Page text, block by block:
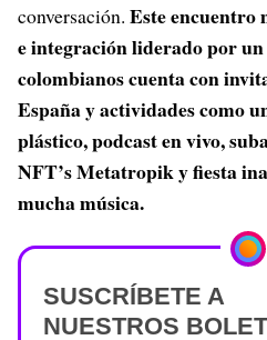
conversación. Este
e integración liderado por
colombianos cuenta con
España y actividades como
plástico, podcast en vivo,
NFT’s Metatropik y fiesta
mucha música.
SUSCRÍBETE A
NUESTROS